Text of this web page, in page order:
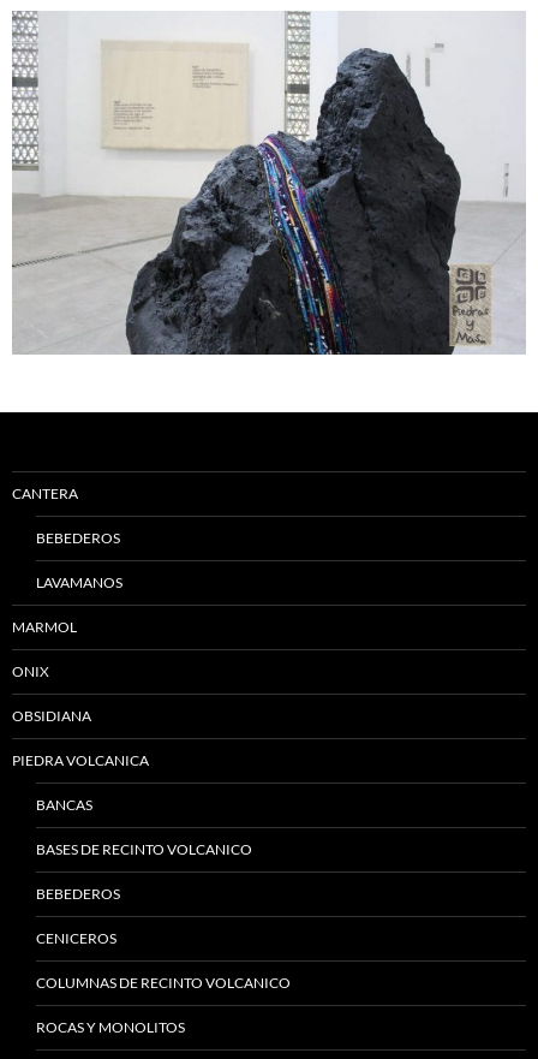
CANTERA
BEBEDEROS
LAVAMANOS
MARMOL
ONIX
OBSIDIANA
PIEDRA VOLCANICA
BANCAS
BASES DE RECINTO VOLCANICO
BEBEDEROS
CENICEROS
COLUMNAS DE RECINTO VOLCANICO
ROCAS Y MONOLITOS